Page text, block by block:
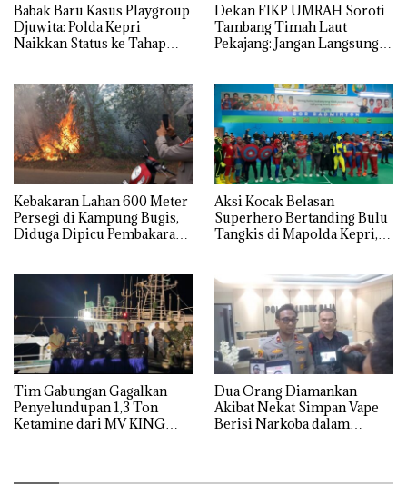
Babak Baru Kasus Playgroup
Djuwita: Polda Kepri
Naikkan Status ke Tahap
Dekan FIKP UMRAH Soroti
Tambang Timah Laut
Pekajang: Jangan Langsung
Lingkungannya
Kebakaran Lahan 600 Meter
Persegi di Kampung Bugis,
Diduga Dipicu Pembakaran
Aksi Kocak Belasan
Superhero Bertanding Bulu
Tangkis di Mapolda Kepri,
Tim Gabungan Gagalkan
Penyelundupan 1,3 Ton
Ketamine dari MV KING
Dua Orang Diamankan
Akibat Nekat Simpan Vape
Berisi Narkoba dalam